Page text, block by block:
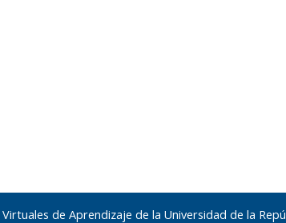
de Aprendizaje de la Universidad de la